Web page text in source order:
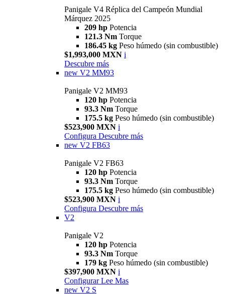
Panigale V4 Réplica del Campeón Mundial
Márquez 2025
209 hp Potencia
121.3 Nm Torque
186.45 kg Peso húmedo (sin combustible)
$1,993,000 MXN i
Descubre más
new V2 MM93
Panigale V2 MM93
120 hp Potencia
93.3 Nm Torque
175.5 kg Peso húmedo (sin combustible)
$523,900 MXN i
Configura Descubre más
new V2 FB63
Panigale V2 FB63
120 hp Potencia
93.3 Nm Torque
175.5 kg Peso húmedo (sin combustible)
$523,900 MXN i
Configura Descubre más
V2
Panigale V2
120 hp Potencia
93.3 Nm Torque
179 kg Peso húmedo (sin combustible)
$397,900 MXN i
Configurar Lee Mas
new V2 S